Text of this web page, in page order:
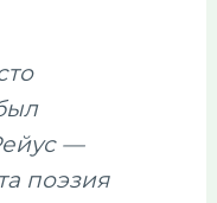
—
поэзия